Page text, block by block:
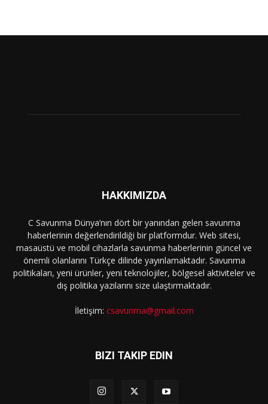
HAKKIMIZDA
C Savunma Dünya’nın dört bir yanından gelen savunma
haberlerinin değerlendirildiği bir platformdur. Web sitesi,
masaüstü ve mobil cihazlarla savunma haberlerinin güncel ve
önemli olanlarını Türkçe dilinde yayınlamaktadır. Savunma
politikaları, yeni ürünler, yeni teknolojiler, bölgesel aktiviteler ve
dış politika yazılarını size ulaştırmaktadır.
İletişim: csavunma@gmail.com
BIZI TAKIP EDIN